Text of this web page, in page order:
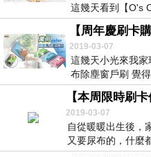
這幾天看到【O's
2019-03-07
這幾天小光來我
布除塵窗戶刷 覺
要...
2019-03-07
自從暖暖出生後，
又要尿布的，什麼
來但...